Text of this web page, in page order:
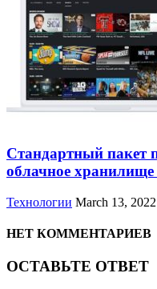
Стандартный пакет
облачное
Технологии March 13, 2022
НЕТ КОММЕНТАРИЕВ
ОСТАВЬТЕ ОТВЕТ